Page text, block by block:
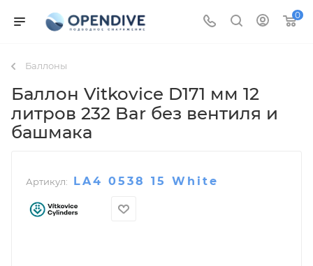
0
Баллоны
Баллон Vitkovice D171 мм 12
литров 232 Bar без вентиля и
башмака
Артикул: LA4 0538 15 White